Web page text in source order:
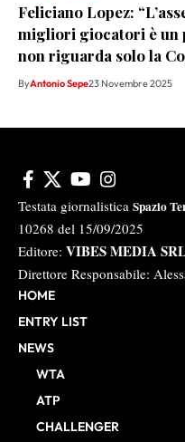
Feliciano Lopez:
migliori giocatori è un
non riguarda solo la
ByAntonio Sepe23 Novembre 2025
Testata giornalistica Spazio
10268 del 15/09/2025
Editore: VIBES MEDIA
Direttore Responsabile:
HOME
ENTRY LIST
NEWS
WTA
ATP
CHALLENGER